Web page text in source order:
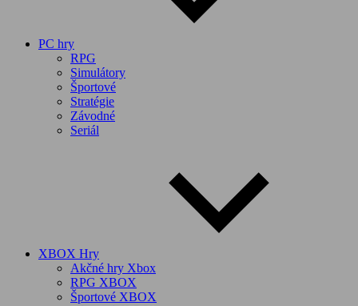
PC hry
RPG
Simulátory
Športové
Stratégie
Závodné
Seriál
XBOX Hry
Akčné hry Xbox
RPG XBOX
Športové XBOX